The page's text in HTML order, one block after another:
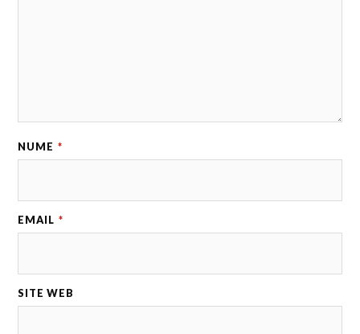
NUME *
EMAIL *
SITE WEB